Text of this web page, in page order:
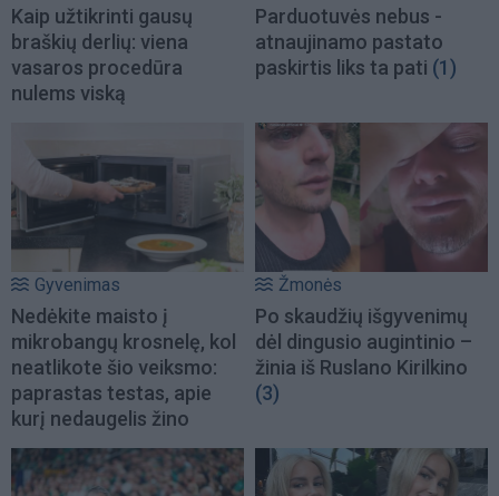
Kaip užtikrinti gausų
braškių derlių: viena
vasaros procedūra
nulems viską
Parduotuvės nebus -
atnaujinamo pastato
paskirtis liks ta pati (1)
Gyvenimas
Nedėkite maisto į
mikrobangų krosnelę, kol
neatlikote šio veiksmo:
paprastas testas, apie
kurį nedaugelis žino
Žmonės
Po skaudžių išgyvenimų
dėl dingusio augintinio –
žinia iš Ruslano Kirilkino
(3)